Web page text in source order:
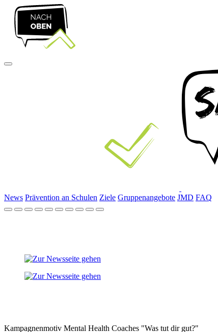
News Prävention an Schulen Ziele Gruppenangebote JMD FAQ
Kampagnenmotiv Mental Health Coaches "Was tut dir gut?"